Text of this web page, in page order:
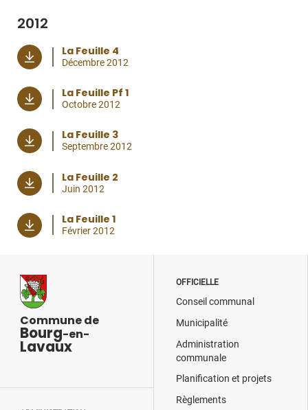
2012
La Feuille 4
Décembre 2012
La Feuille Pf 1
Octobre 2012
La Feuille 3
Septembre 2012
La Feuille 2
Juin 2012
La Feuille 1
Février 2012
Commune de
Bourg-en-
Lavaux
OFFICIELLE
Conseil communal
Municipalité
Administration
communale
Planification et projets
Règlements